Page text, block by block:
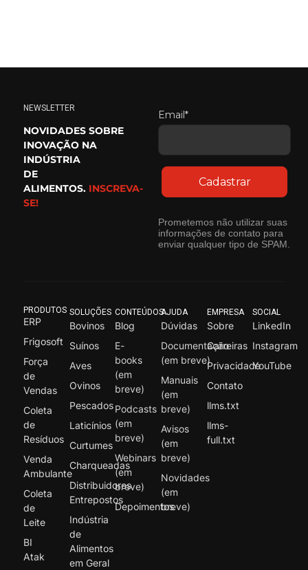
NEWSLETTER
NOVIDADES SOBRE
INOVAÇÃO NA
INDÚSTRIA
DE
ALIMENTOS. INSCREVA-
SE!
Email*
Cadastrar
Prometemos não utilizar suas
informações de contato para
enviar qualquer tipo de SPAM.
PRODUTOS
ERP
Frigosoft
Força
de
Vendas
Coleta
de
Resíduos
Venda
Ambulante
Coleta
de
Leite
BI
Atak
SOLUÇÕES
Bovinos
Suínos
Aves
Ovinos
Pescados
Laticínios
Curtumes
Charqueadas
Distribuidores
Entrepostos
Indústria
de
Alimentos
em Geral
CONTEÚDOS
Blog
E-
books
(em
breve)
Podcasts
(em
breve)
Webinars
(em
breve)
Depoimentos
AJUDA
Dúvidas
Documentação
(em breve)
Manuais
(em
breve)
Avisos
(em
breve)
Novidades
(em
breve)
EMPRESA
Sobre
Carreiras
Privacidade
Contato
llms.txt
llms-
full.txt
SOCIAL
LinkedIn
Instagram
YouTube